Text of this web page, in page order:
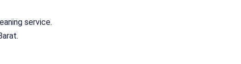
service.